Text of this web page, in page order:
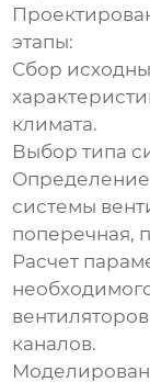
этапы:
Сбор
климата.
Выбор типа
системы
поперечная,
Расчет
каналов.